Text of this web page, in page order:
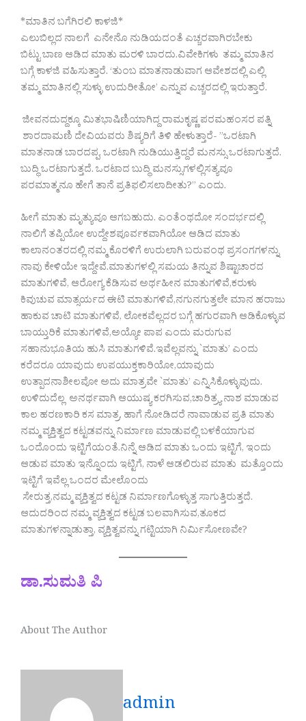
*ಮಾತಿನ ಬಗೆಗಿರಲಿ ಕಾಳಜಿ*
ಎಲುಬಿಲ್ಲದ ನಾಲಗೆ ಎನೇನೊ ನುಡಿಯದಂತೆ ಎಚ್ಚರವಾಗಿರಬೇಕು
ಬಿಟ್ಟು ಬಾಣ ಆಡಿದ ಮಾತು ಮರಳಿ ಬಾರದು.ವಿವೇಕಿಗಳು ತಮ್ಮ ಮಾತಿನ
ಬಗ್ಗೆ ಕಾಳಜಿ ವಹಿಸುತ್ತಾರೆ. ‘ತುಂಬ ಮಾತನಾಡುವಾಗ ಆವೇಶದಲ್ಲಿ ಎಲ್ಲಿ
ತಮ್ಮ ಮಾತಿನಲ್ಲಿ ಸುಳ್ಳು ಉದುರೀತೋ’ ಎನ್ನುವ ಎಚ್ಚರದಲ್ಲಿ ಇರುತ್ತಾರೆ.
ಜೀವನದುದ್ದಕ್ಕೂ ಮಿತಭಾಷಿಣಿಯಾಗಿದ್ದ ರಾಮಕೃಷ್ಣ ಪರಮಹಂಸರ ಪತ್ನಿ
ಶಾರದಾಮಣಿ ದೇವಿಯವರು ಶಿಷ್ಯರಿಗೆ ತಿಳಿ ಹೇಳುತ್ತಾರೆ- ”ಒರಟಾಗಿ
ಮಾತನಾಡ ಬಾರದಪ್ಪ, ಒರಟಾಗಿ ನುಡಿಯುತ್ತಿದ್ದರೆ ಮನಸ್ಸು ಒರಟಾಗುತ್ತದೆ.
ಬುದ್ಧಿ ಒರಟಾಗುತ್ತದೆ. ಒರಟಾದ ಬುದ್ಧಿ ಮನಸ್ಸುಗಳಲ್ಲಿಸತ್ಯವೂ
ಪರಮಾತ್ಮನೂ ಹೇಗೆ ತಾನೆ ಪ್ರತಿಫಲಿಸಲಾದೀತು?” ಎಂದು.
ಹೀಗೆ ಮಾತು ಮೃತ್ಯುವೂ ಆಗಬಹುದು. ಎಂತೆಂಥದೋ ಸಂದರ್ಭದಲ್ಲಿ
ನಾಲಿಗೆ ತಪ್ಪಿಯೋ ಉದ್ದೇಶಪೂರ್ವಕವಾಗಿಯೋ ಆಡಿದ ಮಾತು
ಕಾಲಾನಂತರದಲ್ಲಿ ನಮ್ಮ ಕೊರಳಿಗೆ ಉರುಲಾಗಿ ಬರುವಂಥ ಪ್ರಸಂಗಗಳನ್ನು
ನಾವು ಕೇಳಿಯೇ ಇದ್ದೇವೆ.ಮಾತುಗಳಲ್ಲಿ ಸಮಯ ತಿನ್ನುವ ಶಿಷ್ಟಾಚಾರದ
ಮಾತುಗಳಿವೆ, ಆರೋಗ್ಯ ಕೆಡಿಸುವ ಅರ್ಥಹೀನ ಮಾತುಗಳಿವೆ,ಕರುಳು
ಕಿವುಚುವ ಮಾತ್ಸರ್ಯದ ಈಟಿ ಮಾತುಗಳಿವೆ,ನಗುನಗುತ್ತಲೇ ಮಾನ ಹರಾಜು
ಹಾಕುವ ಚಾಟಿ ಮಾತುಗಳಿವೆ, ಲೋಕವೆಲ್ಲದರ ಬಗ್ಗೆ ಹಗುರವಾಗಿ ಆಡಿಕೊಳ್ಳುವ
ಬಾಯ್ತುರಿಕೆ ಮಾತುಗಳಿವೆ,ಅಯ್ಯೋ ಪಾಪ ಎಂದು ಮರುಗುವ
ಸಹಾನುಭೂತಿಯ ಹುಸಿ ಮಾತುಗಳಿವೆ.ಇವೆಲ್ಲವನ್ನು `ಮಾತು’ ಎಂದು
ಕರೆದರೂ ಯಾವುದು ಉಪಯುಕ್ತಕಾರಿಯೋ,ಯಾವುದು
ಉತ್ಪಾದನಾಶೀಲವೋ ಅದು ಮಾತ್ರವೇ `ಮಾತು’ ಎನ್ನಿಸಿಕೊಳ್ಳುವುದು.
ಉಳಿದುದೆಲ್ಲ ಅನರ್ಥವಾಗಿ ಆಯುಷ್ಯ ಕರಗಿಸುವ,ಚಾರಿತ್ರ್ಯ ನಾಶ ಮಾಡುವ
ಕಾಲ ಹರಣಕಾರಿ ಕಸ ಮಾತ್ರ. ಹಾಗೆ ನೋಡಿದರೆ ನಾವಾಡುವ ಪ್ರತಿ ಮಾತು
ನಮ್ಮ ವ್ಯಕ್ತಿತ್ವದ ಕಟ್ಟಡವನ್ನು ನಿರ್ಮಾಣ ಮಾಡುವಲ್ಲಿ ಬಳಕೆಯಾಗುವ
ಒಂದೊಂದು ಇಟ್ಟಿಗೆಯಂತೆ.ನಿನ್ನೆ ಆಡಿದ ಮಾತು ಒಂದು ಇಟ್ಟಿಗೆ, ಇಂದು
ಆಡುವ ಮಾತು ಇನ್ನೊಂದು ಇಟ್ಟಿಗೆ, ನಾಳೆ ಆಡಲಿರುವ ಮಾತು ಮತ್ತೊಂದು
ಇಟ್ಟಿಗೆ ಇವೆಲ್ಲ ಒಂದರ ಮೇಲೊಂದು
ಸೇರುತ್ತ,ನಮ್ಮ ವ್ಯಕ್ತಿತ್ವದ ಕಟ್ಟಡ ನಿರ್ಮಾಣಗೊಳ್ಳುತ್ತ ಸಾಗುತ್ತಿರುತ್ತದೆ.
ಆದುದರಿಂದ ನಮ್ಮ ವ್ಯಕ್ತಿತ್ವದ ಕಟ್ಟಡ ಬಲವಾಗಿಸುವ,ತೂಕದ
ಮಾತುಗಳನ್ನಾಡುತ್ತಾ, ವ್ಯಕ್ತಿತ್ವವನ್ನು ಗಟ್ಟಿಯಾಗಿ ನಿರ್ಮಿಸೋಣವೇ?
ಡಾ.ಸುಮತಿ ಪಿ
About The Author
admin